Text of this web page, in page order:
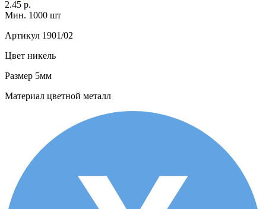
2.45 р.
Мин. 1000 шт
Артикул 1901/02
Цвет никель
Размер 5мм
Материал цветной металл